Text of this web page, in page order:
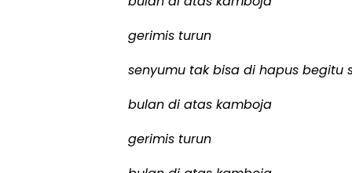
gerimis turun
senyumu tak bisa di hapus begitu
bulan di atas kamboja
gerimis turun